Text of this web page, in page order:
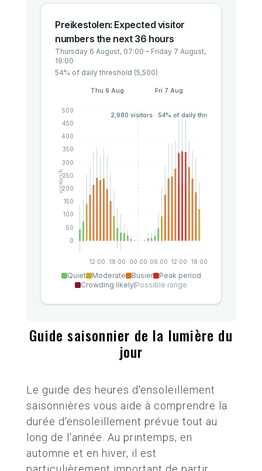
Guide saisonnier de la lumière du
jour
Le guide des heures d'ensoleillement
saisonnières vous aide à comprendre la
durée d'ensoleillement prévue tout au
long de l'année. Au printemps, en
automne et en hiver, il est